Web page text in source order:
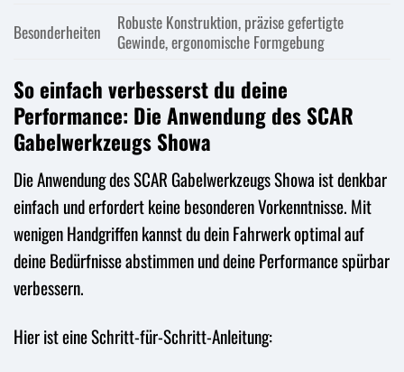
Besonderheiten
Robuste Konstruktion, präzise gefertigte
Gewinde, ergonomische Formgebung
So einfach verbesserst du deine
Performance: Die Anwendung des SCAR
Gabelwerkzeugs Showa
Die Anwendung des SCAR Gabelwerkzeugs Showa ist denkbar
einfach und erfordert keine besonderen Vorkenntnisse. Mit
wenigen Handgriffen kannst du dein Fahrwerk optimal auf
deine Bedürfnisse abstimmen und deine Performance spürbar
verbessern.
Hier ist eine Schritt-für-Schritt-Anleitung: